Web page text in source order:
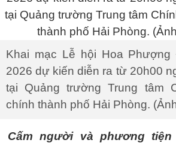
Khai mạc Lễ hội Hoa
2026 dự kiến diễn ra từ 20h00
tại Quảng trường Trung tâm
chính thành phố Hải Phòng.
Cấm người và phương tiện